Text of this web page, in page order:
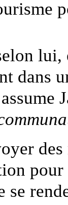
lui,
dans
se